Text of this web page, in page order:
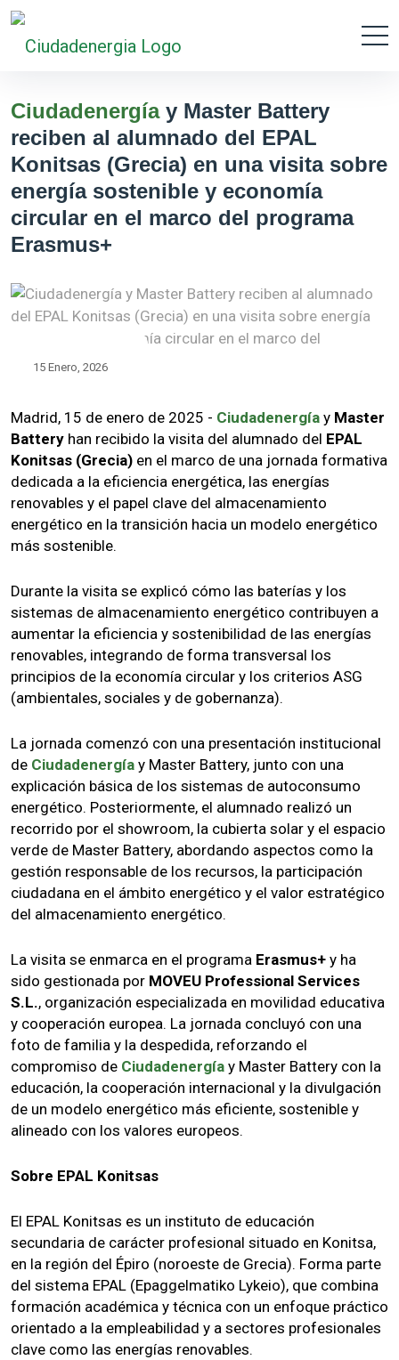
Ciudadenergíay Master Battery
reciben al alumnado del EPAL
Konitsas (Grecia) en una visita sobre
energía sostenible y economía
circular en el marco del programa
Erasmus+
15 Enero 2026
Madrid, 15 de enero de 2025 - Ciudadenergía y Master
Battery han recibido la visita del alumnado del EPAL
Konitsas (Grecia) en el marco de una jornada formativa
dedicada a la eficiencia energética, las energías
renovables y el papel clave del almacenamiento
energético en la transición hacia un modelo energético
más sostenible.
Durante la visita se explicó cómo las baterías y los
sistemas de almacenamiento energético contribuyen a
aumentar la eficiencia y sostenibilidad de las energías
renovables, integrando de forma transversal los
principios de la economía circular y los criterios ASG
(ambientales, sociales y de gobernanza).
La jornada comenzó con una presentación institucional
de Ciudadenergía y Master Battery, junto con una
explicación básica de los sistemas de autoconsumo
energético. Posteriormente, el alumnado realizó un
recorrido por el showroom, la cubierta solar y el espacio
verde de Master Battery, abordando aspectos como la
gestión responsable de los recursos, la participación
ciudadana en el ámbito energético y el valor estratégico
del almacenamiento energético.
La visita se enmarca en el programa Erasmus+ y ha
sido gestionada por MOVEU Professional Services
S.L., organización especializada en movilidad educativa
y cooperación europea. La jornada concluyó con una
foto de familia y la despedida, reforzando el
compromiso de Ciudadenergía y Master Battery con la
educación, la cooperación internacional y la divulgación
de un modelo energético más eficiente, sostenible y
alineado con los valores europeos.
Sobre EPAL Konitsas
El EPAL Konitsas es un instituto de educación
secundaria de carácter profesional situado en Konitsa,
en la región del Épiro (noroeste de Grecia). Forma parte
del sistema EPAL (Epaggelmatiko Lykeio), que combina
formación académica y técnica con un enfoque práctico
orientado a la empleabilidad y a sectores profesionales
clave como las energías renovables.